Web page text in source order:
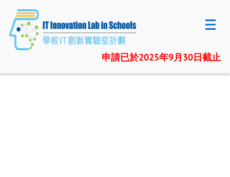
申請已於2025年9月30日截止